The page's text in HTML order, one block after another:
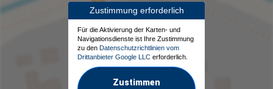
Zustimmung erforderlich
Für die Aktivierung der Karten- und
Navigationsdienste ist Ihre Zustimmung
zu den Datenschutzrichtlinien vom
Drittanbieter Google LLC erforderlich.
Zustimmen